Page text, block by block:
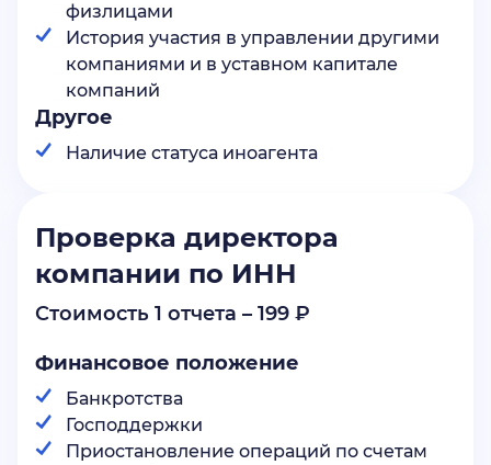
физлицами
История участия в управлении другими
компаниями и в уставном капитале
компаний
Другое
Наличие статуса иноагента
Проверка директора
компании по ИНН
Стоимость 1 отчета – 199 ₽
Финансовое положение
Банкротства
Господдержки
Приостановление операций по счетам